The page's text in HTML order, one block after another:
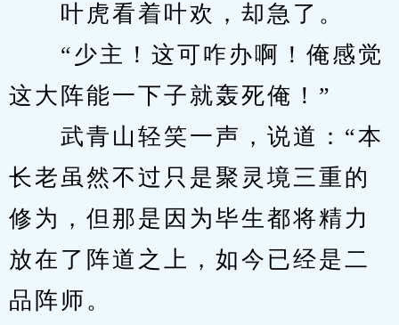
叶虎看着叶欢，却急了。
“少主！这可咋办啊！俺感觉
这大阵能一下子就轰死俺！”
武青山轻笑一声，说道：“本
长老虽然不过只是聚灵境三重的
修为，但那是因为毕生都将精力
放在了阵道之上，如今已经是二
品阵师。